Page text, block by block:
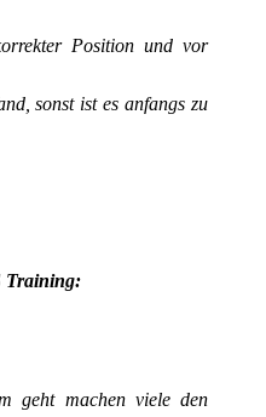
Position und vor
sonst ist es anfangs zu
Training:
geht machen viele den